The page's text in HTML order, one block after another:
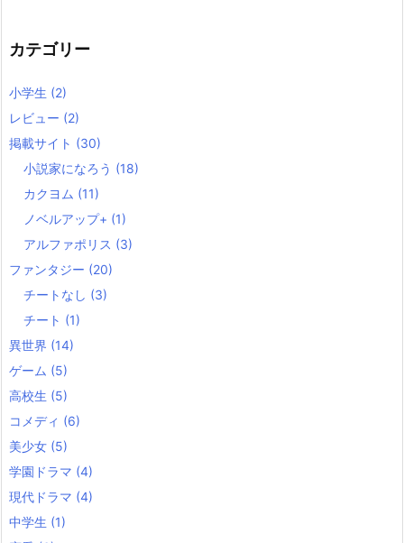
カテゴリー
小学生 (2)
レビュー (2)
掲載サイト (30)
小説家になろう (18)
カクヨム (11)
ノベルアップ+ (1)
アルファポリス (3)
ファンタジー (20)
チートなし (3)
チート (1)
異世界 (14)
ゲーム (5)
高校生 (5)
コメディ (6)
美少女 (5)
学園ドラマ (4)
現代ドラマ (4)
中学生 (1)